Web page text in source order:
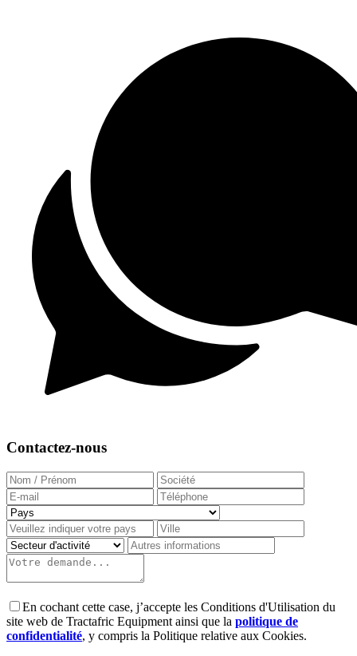
Contactez-nous
En cochant cette case, j’accepte les Conditions d'Utilisation du
site web de Tractafric Equipment ainsi que la politique de
confidentialité, y compris la Politique relative aux Cookies.